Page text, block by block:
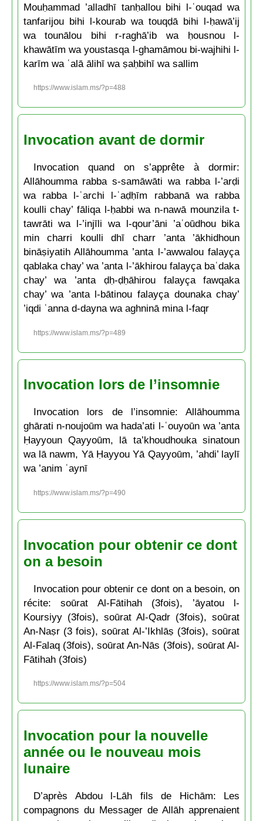
Mouḥammad ’alladhī tanḥallou bihi l-ʿouqad wa
tanfarijou bihi l-kourab wa touqḍā bihi l-ḥawā’ij
wa tounālou bihi r-raghā’ib wa ḥousnou l-
khawātīm wa youstasqa l-ghamāmou bi-wajhihi l-
karīm wa ʿalā ālihī wa ṣaḥbihī wa sallim
https://www.islam.ms/?p=488
Invocation avant de dormir
Invocation quand on s’apprête à dormir:
Allāhoumma rabba s-samāwāti wa rabba l-’arḍi
wa rabba l-ʿarchi l-ʿaḍḥīm rabbanā wa rabba
koulli chay’ fāliqa l-ḥabbi wa n-nawā mounzila t-
tawrāti wa l-’injīli wa l-qour’āni ’aʿoūdhou bika
min charri koulli dhī charr ’anta ’ākhidhoun
bināṣiyatih Allāhoumma ’anta l-’awwalou falayça
qablaka chay’ wa ’anta l-’ākhirou falayça baʿdaka
chay’ wa ’anta ḍḥ-ḍḥāhirou falayça fawqaka
chay’ wa ’anta l-bātinou falayça dounaka chay’
’iqdi ʿanna d-dayna wa aghninā mina l-faqr
https://www.islam.ms/?p=489
Invocation lors de l’insomnie
Invocation lors de l’insomnie: Allāhoumma
ghārati n-noujoūm wa hada’ati l-ʿouyoūn wa ’anta
Ḥayyoun Qayyoūm, lā ta’khoudhouka sinatoun
wa lā nawm, Yā Ḥayyou Yā Qayyoūm, ’ahdi’ laylī
wa ’anim ʿaynī
https://www.islam.ms/?p=490
Invocation pour obtenir ce dont
on a besoin
Invocation pour obtenir ce dont on a besoin, on
récite: soūrat Al-Fātihah (3fois), ’āyatou l-
Koursiyy (3fois), soūrat Al-Qadr (3fois), soūrat
An-Naṣr (3 fois), soūrat Al-’Ikhlāṣ (3fois), soūrat
Al-Falaq (3fois), soūrat An-Nās (3fois), soūrat Al-
Fātihah (3fois)
https://www.islam.ms/?p=504
Invocation pour la nouvelle
année ou le nouveau mois
lunaire
D’après Abdou l-Lāh fils de Hichām: Les
compagnons du Messager de Allāh apprenaient